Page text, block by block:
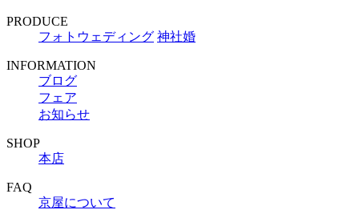
PRODUCE
フォトウェディング 神社婚
INFORMATION
ブログ
フェア
お知らせ
SHOP
本店
FAQ
京屋について